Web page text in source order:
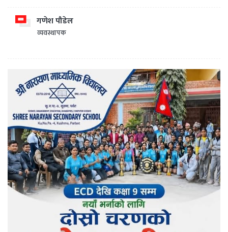
गणेश पौडेल
व्यवस्थापक